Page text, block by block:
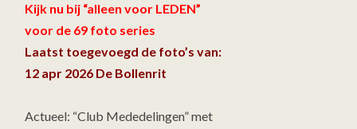
Kijk nu bij “alleen voor LEDEN”
voor de 69 foto series
Laatst toegevoegd de foto’s van:
12 apr 2026 De Bollenrit
Actueel: “Club Mededelingen” met